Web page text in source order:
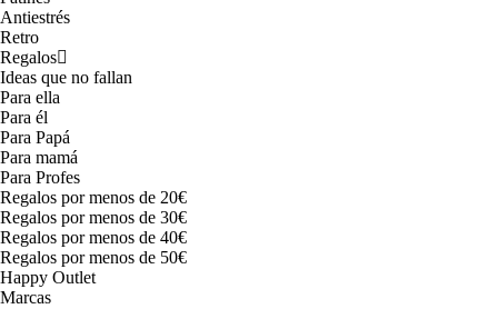
Antiestrés
Retro
Regalos
Ideas que no fallan
Para ella
Para él
Para Papá
Para mamá
Para Profes
Regalos por menos de 20€
Regalos por menos de 30€
Regalos por menos de 40€
Regalos por menos de 50€
Happy Outlet
Marcas